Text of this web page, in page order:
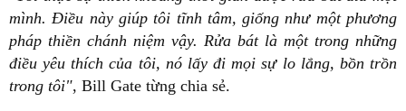
mình. Điều này giúp tôi tĩnh tâm, giống như một phương
pháp thiền chánh niệm vậy. Rửa bát là một trong những
điều yêu thích của tôi, nó lấy đi mọi sự lo lắng, bồn trồn
trong tôi", Bill Gate từng chia sẻ.